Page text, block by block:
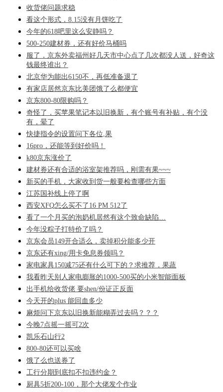
收货佬问题求稳
看这个形式，8.15没有月饼吃了
今年的618吧里这么安静吗？
500-250建材券，还有好价马桶吗
服了，京东外卖福州好几天市中心点了几次都没人送，好奇这
钱最终谁出？
北京华为能出6150不，再低准备退了
有家店居然京东比美团饿了么都便宜
京东800-80限购吗？
奇怪了，买苹果笔记本以旧换新，有个账号有补贴，有个没
有，晕了
快捷指令的设置问下各位,果
16pro，还能等到好价吗！
k80京东涨价了
建材券还有合适的浴室架推荐吗，刚需有果~~~
新买的手机，大家收到货一般要检查哪些方面
江苏国补线上停了啊
西安XFQ怎么买不了16 PM 512了
看了一个月买的泡奶机居然有这个致命缺陷…
今年没粽子打特价了吗？
京东会员149开合适么，卖掉积分能多少开
京东还有xing/用卡免息券领吗？
家电家具150减75还有什么可下的？求推荐，果蔬
我看昨天别人家电膨胀的1000-500买的小米智能面板
出手机给收货佬 要shen/份证正反面
今天开的plus 能回血多少
麻烦问下京东以旧换新能糊弄过去吗？？？
今晚7点摇一摇可2次
凯乐石山行2
800-80还可以买啥
饿了么也送券了
工行分期到底扣不扣违约金？
厨具5折200-100，那个大佬发个作业